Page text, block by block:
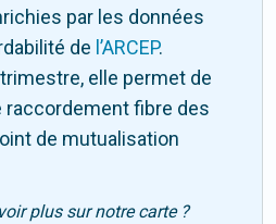
par les données
de l’ARCEP.
elle permet de
raccordement fibre des
de mutualisation
plus sur notre carte ?